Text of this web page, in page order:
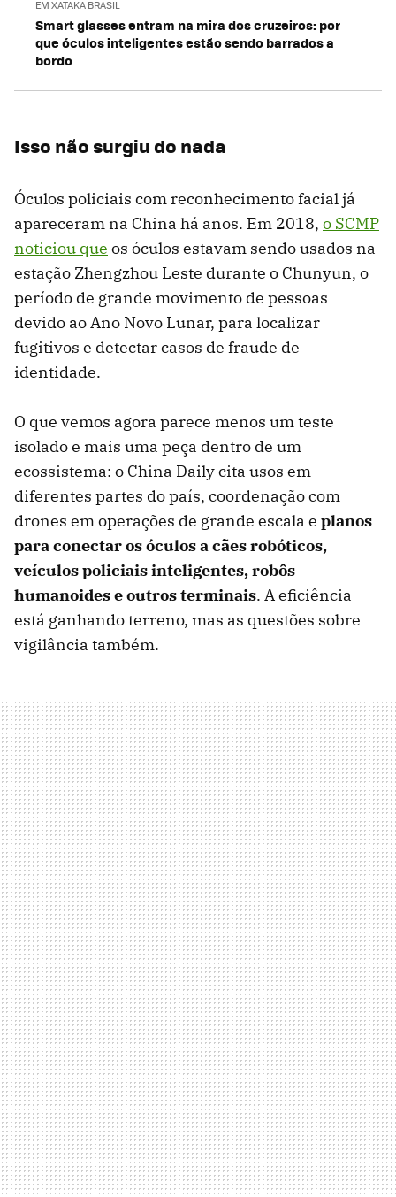
EM XATAKA BRASIL
Smart glasses entram na mira dos cruzeiros: por
que óculos inteligentes estão sendo barrados a
bordo
Isso não surgiu do nada
Óculos policiais com reconhecimento facial já
apareceram na China há anos. Em 2018, o SCMP
noticiou que os óculos estavam sendo usados ​​na
estação Zhengzhou Leste durante o Chunyun, o
período de grande movimento de pessoas
devido ao Ano Novo Lunar, para localizar
fugitivos e detectar casos de fraude de
identidade.
O que vemos agora parece menos um teste
isolado e mais uma peça dentro de um
ecossistema: o China Daily cita usos em
diferentes partes do país, coordenação com
drones em operações de grande escala e planos
para conectar os óculos a cães robóticos,
veículos policiais inteligentes, robôs
humanoides e outros terminais. A eficiência
está ganhando terreno, mas as questões sobre
vigilância também.